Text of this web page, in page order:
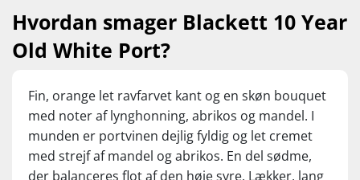
Hvordan smager Blackett 10 Year
Old White Port?
Fin, orange let ravfarvet kant og en skøn bouquet
med noter af lynghonning, abrikos og mandel. I
munden er portvinen dejlig fyldig og let cremet
med strejf af mandel og abrikos. En del sødme,
der balanceres flot af den høje syre. Lækker, lang